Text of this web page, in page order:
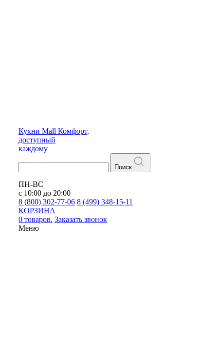
Кухни Mall Комфорт,
доступный
каждому
Поиск
ПН-ВС
с 10:00 до 20:00
8 (800) 302-77-06 8 (499) 348-15-11
КОРЗИНА
0 товаров. Заказать звонок
Меню